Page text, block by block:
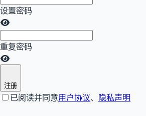
设置密码
重复密码
注册
已阅读并同意用户协议、 隐私声明